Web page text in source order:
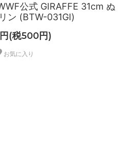
公式 GIRAFFE 31cm ぬ
ン (BTW-031GI)
(税500円)
お気に入り